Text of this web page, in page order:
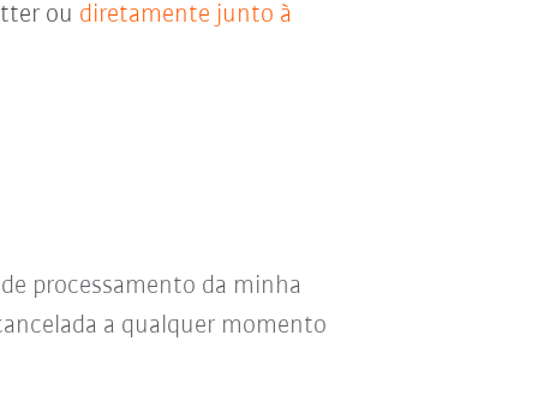
ou diretamente junto à
processamento da minha
a qualquer momento